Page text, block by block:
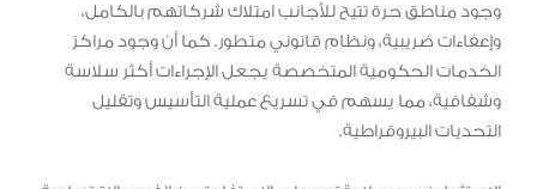
وجود مناطق حرة تتيح للأجانب امتلاك شركاتهم بالكامل،
وإعفاءات ضريبية، ونظام قانوني متطور. كما أن وجود مراكز
الخدمات الحكومية المتخصصة يجعل الإجراءات أكثر سلاسة
وشفافية، مما يسهم في تسريع عملية التأسيس وتقليل
التحديات البيروقراطية.